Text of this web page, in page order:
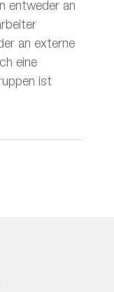
entweder an
an externe
eine
ist